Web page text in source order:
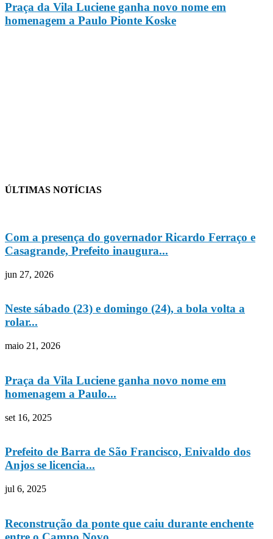
Praça da Vila Luciene ganha novo nome em
homenagem a Paulo Pionte Koske
ÚLTIMAS NOTÍCIAS
Com a presença do governador Ricardo Ferraço e
Casagrande, Prefeito inaugura...
jun 27, 2026
Neste sábado (23) e domingo (24), a bola volta a
rolar...
maio 21, 2026
Praça da Vila Luciene ganha novo nome em
homenagem a Paulo...
set 16, 2025
Prefeito de Barra de São Francisco, Enivaldo dos
Anjos se licencia...
jul 6, 2025
Reconstrução da ponte que caiu durante enchente